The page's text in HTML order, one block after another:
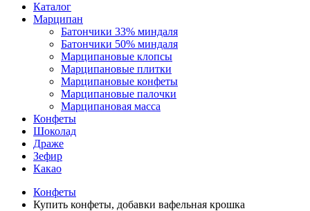
Каталог
Марципан
Батончики 33% миндаля
Батончики 50% миндаля
Марципановые клопсы
Марципановые плитки
Марципановые конфеты
Марципановые палочки
Марципановая масса
Конфеты
Шоколад
Драже
Зефир
Какао
Конфеты
Купить конфеты, добавки вафельная крошка